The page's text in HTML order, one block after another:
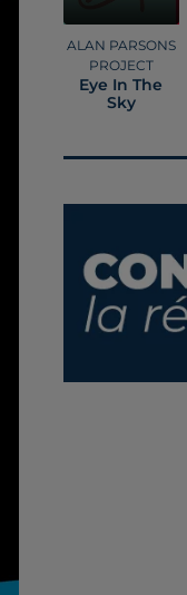
ALAN PARSONS
PROJECT
Eye In The
Sky